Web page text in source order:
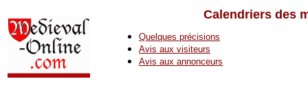
Calendriers des
Quelques précisions
Avis aux visiteurs
Avis aux annonceurs